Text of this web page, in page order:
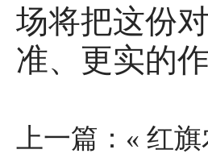
场将把这份
准、更实的
上一篇：« 红旗